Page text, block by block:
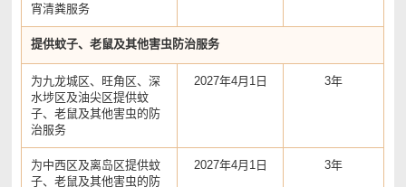
宵清粪服务
提供蚊子、老鼠及其他害虫防治服务
为九龙城区、旺角区、深
水埗区及油尖区提供蚊
子、老鼠及其他害虫的防
治服务
2027年4月1日 3年
为中西区及离岛区提供蚊
子、老鼠及其他害虫的防
2027年4月1日 3年